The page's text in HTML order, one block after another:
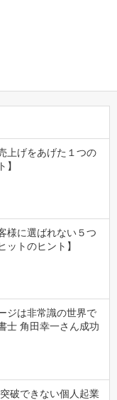
上げをあげた１つの
】
様に選ばれない５つ
ットのヒント】
ジは非常識の世界で
士 角田幸一さん成功
破できない個人起業